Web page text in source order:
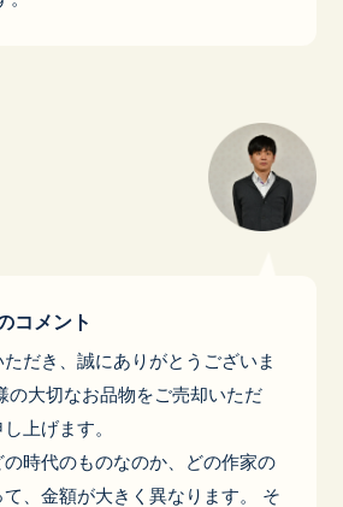
コメント
だき、誠にありがとうございま
の大切なお品物をご売却いただ
上げます。
時代のものなのか、どの作家の
、金額が大きく異なります。 そ